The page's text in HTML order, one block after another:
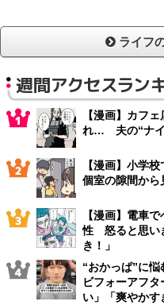
ライフ
週間アクセスラン
【漫画】カフ
れ… 夫の“ナイ
【漫画】小学
個室の隙間から
【漫画】電車
性 怒ると思い
き！」
“おかっぱ”に
ビフォーアフ
い」「爽やか